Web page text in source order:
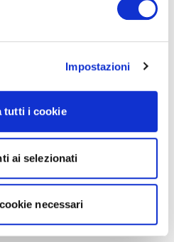
Impostazioni
tutti i cookie
ai selezionati
necessari